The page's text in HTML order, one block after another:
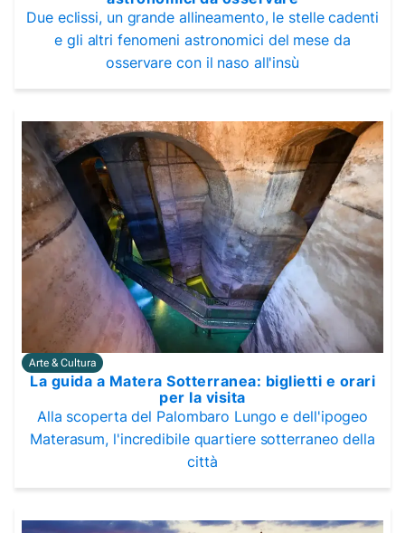
Due eclissi, un grande allineamento, le stelle cadenti
e gli altri fenomeni astronomici del mese da
osservare con il naso all'insù
Arte & Cultura
La guida a Matera Sotterranea: biglietti e orari
per la visita
Alla scoperta del Palombaro Lungo e dell'ipogeo
Materasum, l'incredibile quartiere sotterraneo della
città